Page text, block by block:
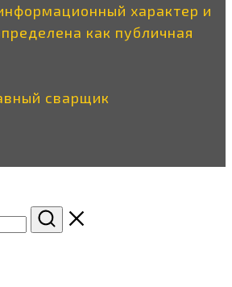
характер и
как публичная
сварщик